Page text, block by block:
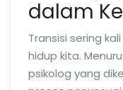
dalam
Transisi sering
hidup kita.
psikolog yang